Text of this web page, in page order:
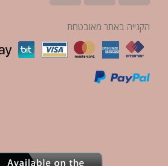
הקנייה באתר מאובטחת